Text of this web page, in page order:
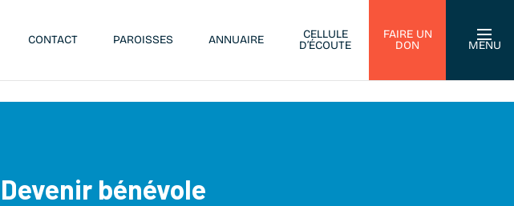
CONTACT PAROISSES ANNUAIRE
CELLULE
D’ÉCOUTE
FAIRE UN
DON
MENU
Devenir bénévole